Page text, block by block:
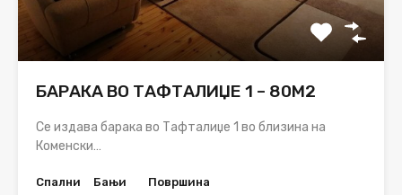
БАРАКА ВО ТАФТАЛИЏЕ 1 – 80М2
Се издава барака во Тафталиџе 1 во близина на
Коменски…
Спални
Бањи
Површина